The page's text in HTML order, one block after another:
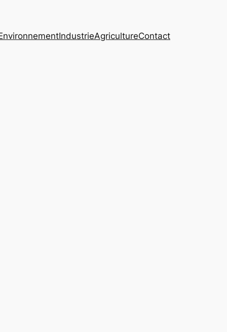
IndustrieAgricultureContact